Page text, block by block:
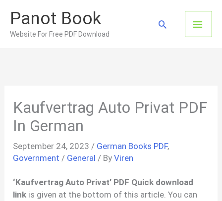
content
Panot Book
Website For Free PDF Download
Main
Search
Kaufvertrag Auto Privat PDF
In German
September 24, 2023 / German Books PDF,
Government / General / ByViren
‘Kaufvertrag Auto Privat’ PDF Quick download
link is given at the bottom of this article. You can